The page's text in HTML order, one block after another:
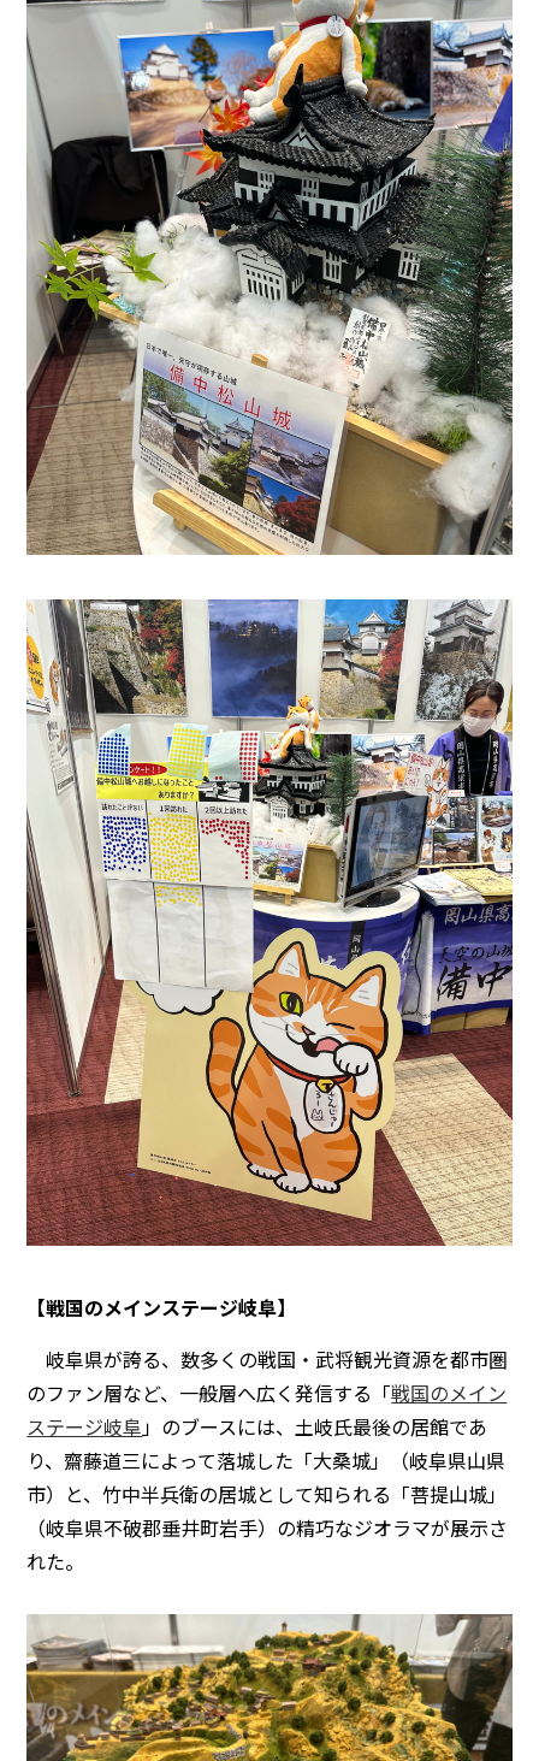
【戦国のメインステージ岐阜】
岐阜県が誇る、数多くの戦国・武将観光資源を都市圏
のファン層など、一般層へ広く発信する「戦国のメイン
ステージ岐阜」のブースには、土岐氏最後の居館であ
り、齋藤道三によって落城した「大桑城」（岐阜県山県
市）と、竹中半兵衛の居城として知られる「菩提山城」
（岐阜県不破郡垂井町岩手）の精巧なジオラマが展示さ
れた。